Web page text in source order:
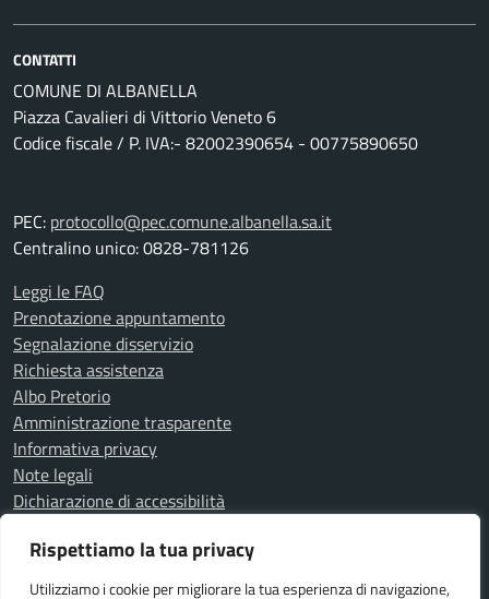
Rispettiamo la tua privacy
Utilizziamo i cookie per migliorare la tua esperienza di navigazione,
CONTATTI
COMUNE DI ALBANELLA
Piazza Cavalieri di Vittorio Veneto 6
Codice fiscale / P. IVA:- 82002390654 - 00775890650
PEC: protocollo@pec.comune.albanella.sa.it
Centralino unico: 0828-781126
Leggi le FAQ
Prenotazione appuntamento
Segnalazione disservizio
Richiesta assistenza
Albo Pretorio
Amministrazione trasparente
Informativa privacy
Note legali
Dichiarazione di accessibilità
Delibere